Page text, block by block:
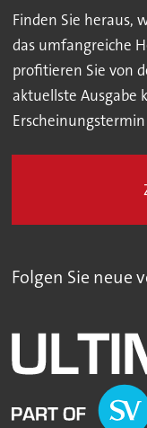
Finden Sie heraus,
das umfangreiche
profitieren Sie von
aktuellste Ausgabe
Folgen Sie neue